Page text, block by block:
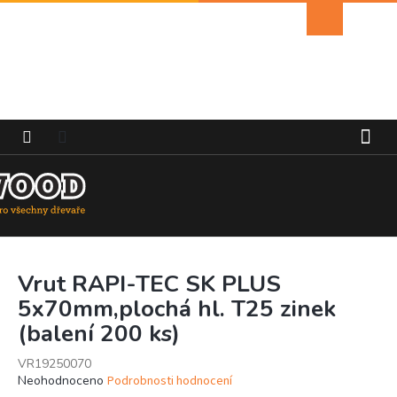
Přejít
košík
Vrut RAPI-TEC SK PLUS
5x70mm,plochá hl. T25 zinek
(balení 200 ks)
VR19250070
Průměrné
Neohodnoceno Podrobnosti hodnocení